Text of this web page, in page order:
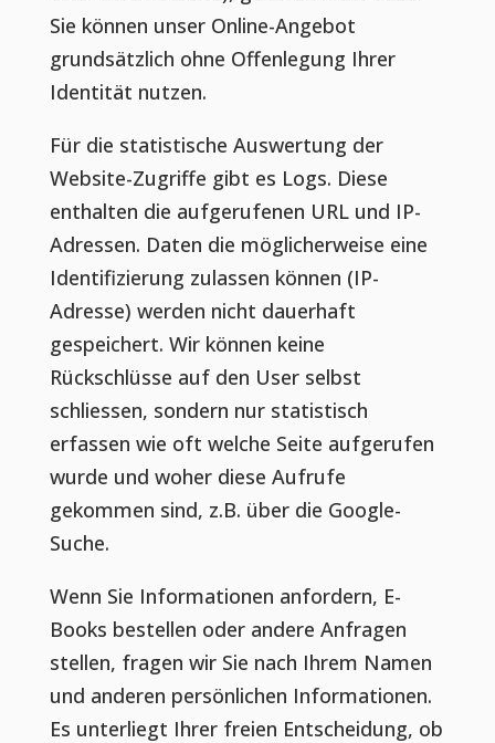
Sie können unser Online-Angebot
grundsätzlich ohne Offenlegung Ihrer
Identität nutzen.
Für die statistische Auswertung der
Website-Zugriffe gibt es Logs. Diese
enthalten die aufgerufenen URL und IP-
Adressen. Daten die möglicherweise eine
Identifizierung zulassen können (IP-
Adresse) werden nicht dauerhaft
gespeichert. Wir können keine
Rückschlüsse auf den User selbst
schliessen, sondern nur statistisch
erfassen wie oft welche Seite aufgerufen
wurde und woher diese Aufrufe
gekommen sind, z.B. über die Google-
Suche.
Wenn Sie Informationen anfordern, E-
Books bestellen oder andere Anfragen
stellen, fragen wir Sie nach Ihrem Namen
und anderen persönlichen Informationen.
Es unterliegt Ihrer freien Entscheidung, ob